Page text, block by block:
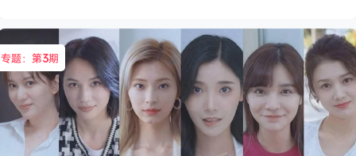
专题：第3期